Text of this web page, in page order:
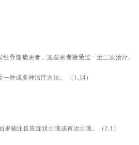
骨髓瘤患者，这些患者接受过一至三次治疗。
种或多种治疗方法。 （1,14）
输注反应症状出现或再次出现。（2.1）